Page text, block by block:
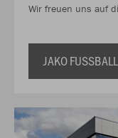
Wir freuen uns auf
JAKO